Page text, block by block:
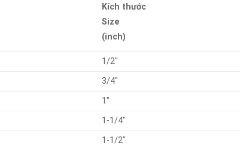
Kích thước
Size
(inch)
1/2″
3/4″
1″
1-1/4″
1-1/2″